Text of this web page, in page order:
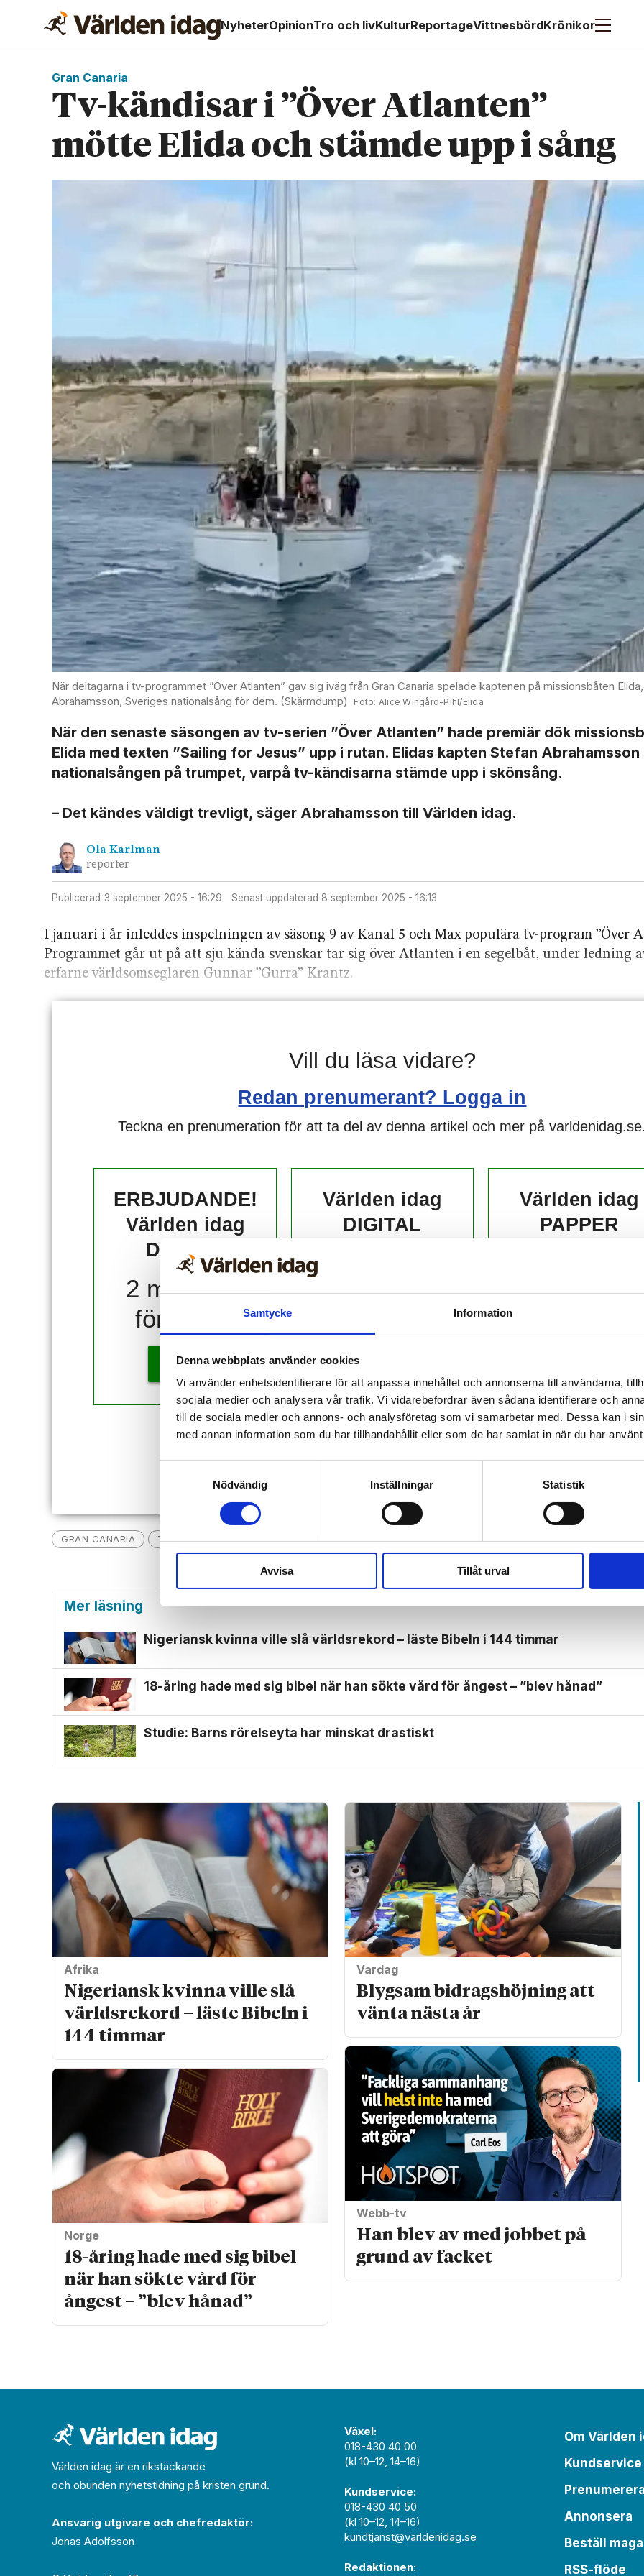
Samtycke Information
Denna webbplats använder cookies
Vi använder enhetsidentifierare för att anpassa innehållet och annonserna till användarna,
sociala medier och analysera vår trafik. Vi vidarebefordrar även sådana identifierare och
till de sociala medier och annons- och analysföretag som vi samarbetar med. Dessa kan i
med annan information som du har tillhandahållit eller som de har samlat in när du har
Nödvändig
Inställningar Statistik
Avvisa Tillåt urval
NyheterOpinionTro och livKulturReportageVittnesbördKrönikor
Gran Canaria
Tv-kändisar i ”Över Atlanten”
mötte Elida och stämde upp i sång
När deltagarna i tv-programmet ”Över Atlanten” gav sig iväg från Gran Canaria spelade kaptenen på missionsbåten
Abrahamsson, Sveriges nationalsång för dem. (Skärmdump)
Alice Wingård-Pihl/Elida
När den senaste säsongen av tv-serien ”Över Atlanten” hade premiär dök
Elida med texten ”Sailing for Jesus” upp i rutan. Elidas kapten Stefan
national­sången på trumpet, varpå tv-kändisarna stämde upp i skönsång.
– Det kändes väldigt trevligt, säger Abrahamsson till Världen idag.
Ola Karlman
reporter
Publicerad 3 september 2025 - 16:29 Senast uppdaterad 8 september 2025 - 16:13
I januari i år inleddes inspelningen av säsong 9 av Kanal 5 och Max populära tv-program ”Över
Programmet går ut på att sju kända svenskar tar sig över Atlanten i en segelbåt, under ledning
erfarne världsomseglaren Gunnar ”Gurra” Krantz.
Vill du läsa vidare?
Redan prenumerant? Logga in
Teckna en prenumeration för att ta del av denna artikel och mer på
ERBJUDANDE!
Världen idag
DIGITAL
2 månader
för 10 kr!
KÖP
Världen idag
DIGITAL
Världen idag
PAPPER
Redan prenumerant? Logga in
Mina Sidor
GRAN CANARIA TV-SERIE NYHETER STEFAN ABRAHAMSSON ELIDA
Mer läsning
Nigeriansk kvinna ville slå världs­rekord – läste Bibeln i 144 timmar
18-åring hade med sig bibel när han sökte vård för ångest – ”blev hånad”
Studie: Barns rörelseyta har minskat drastiskt
Afrika
Nigeriansk kvinna ville slå
världs­rekord – läste Bibeln i
144 timmar
Norge
18-åring hade med sig bibel
när han sökte vård för
ångest – ”blev hånad”
Vardag
Blygsam bidrags­höjning att
vänta nästa år
Webb-tv
Han blev av med jobbet på
grund av facket
Världen idag är en rikstäckande
och obunden nyhets­­­tidning på kristen grund.
Ansvarig utgivare och chef­redaktör:
Jonas Adolfsson
Växel:
018-430 40 00
(kl 10–12, 14–16)
Kundservice:
018-430 40 50
(kl 10–12, 14–16)
kundtjanst@varldenidag.se
Redaktionen:
Om Världen
Kundservice
Annonsera
Beställ
RSS-flöde